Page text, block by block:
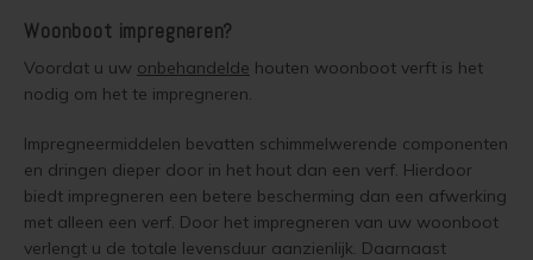
Geïmpregneerd hout beitsen
Geïmpregneerd hout verven
Grenen behandelen
Grenen oliën
Olympic Oil Stain 717 overschilderen
Olympic Oil Stain 727 Alternatief
Olympic Stain 911 overschilderen
Woonboot impregneren?
Voordat u uw onbehandelde houten woonboot verft is het
nodig om het te impregneren.
Impregneermiddelen bevatten schimmelwerende componenten
en dringen dieper door in het hout dan een verf. Hierdoor
biedt impregneren een betere bescherming dan een afwerking
met alleen een verf. Door het impregneren van uw woonboot
verlengt u de totale levensduur aanzienlijk. Daarnaast